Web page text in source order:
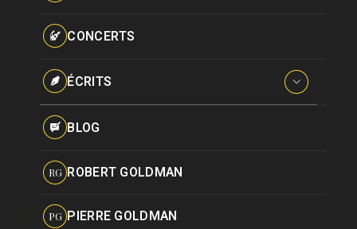
Pseudonymes
CONCERTS
ÉCRITS
Interviews
BLOG
RG ROBERT GOLDMAN
PG PIERRE GOLDMAN
CHANSON